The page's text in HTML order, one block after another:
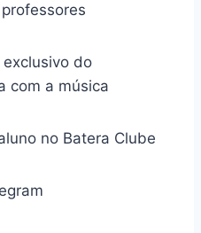
do
com a música
no Batera Clube